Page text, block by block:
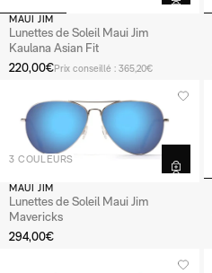
MAUI JIM
Lunettes de Soleil Maui Jim
Kaulana Asian Fit
220,00€Prix conseillé : 365,20€
3 COULEURS
MAUI JIM
Lunettes de Soleil Maui Jim
Mavericks
294,00€